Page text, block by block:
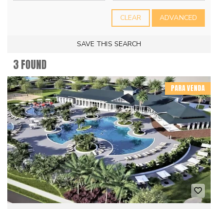
CLEAR ADVANCED
SAVE THIS SEARCH
3 FOUND
PARA VENDA